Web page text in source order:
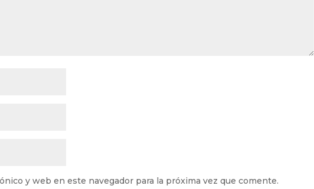
y web en este navegador para la próxima vez que comente.